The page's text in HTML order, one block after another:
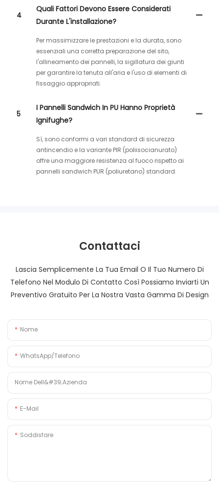
4
Quali Fattori Devono Essere Considerati
Durante L'installazione?
Per massimizzare le prestazioni e la durata, sono
essenziali una corretta preparazione del sito,
l'allineamento dei pannelli, la sigillatura dei giunti
per garantire la tenuta all'aria e l'uso di elementi di
fissaggio appropriati.
5
I Pannelli Sandwich In PU Hanno Proprietà
Ignifughe?
Sì, sono conformi a vari standard di sicurezza
antincendio e la variante PIR (poliisocianurato)
offre una maggiore resistenza al fuoco rispetto ai
pannelli sandwich PUR (poliuretano) standard.
Contattaci
Lascia Semplicemente La Tua Email O Il Tuo Numero Di
Telefono Nel Modulo Di Contatto Così Possiamo Inviarti Un
Preventivo Gratuito Per La Nostra Vasta Gamma Di Design
Nome
WhatsApp/Telefono
Nome Dell&#39;azienda
E-Mail
Soddisfare